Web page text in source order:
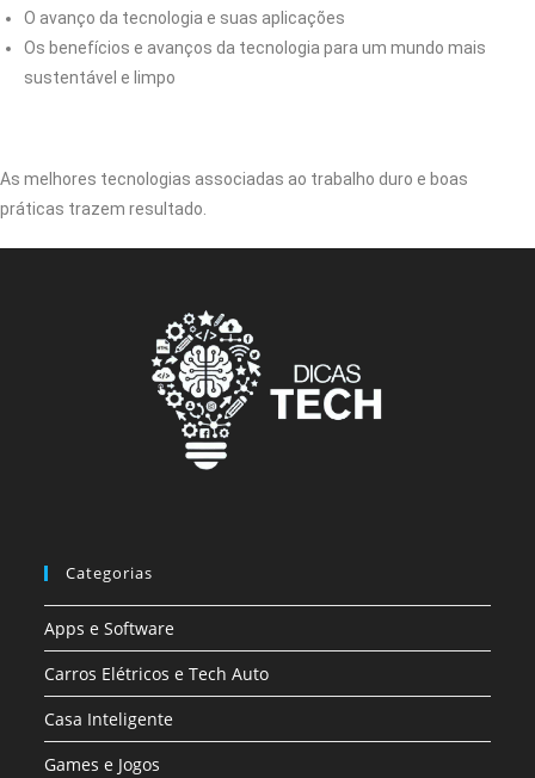
O avanço da tecnologia e suas aplicações
Os benefícios e avanços da tecnologia para um mundo mais
sustentável e limpo
As melhores tecnologias associadas ao trabalho duro e boas
práticas trazem resultado.
Categorias
Apps e Software
Carros Elétricos e Tech Auto
Casa Inteligente
Games e Jogos